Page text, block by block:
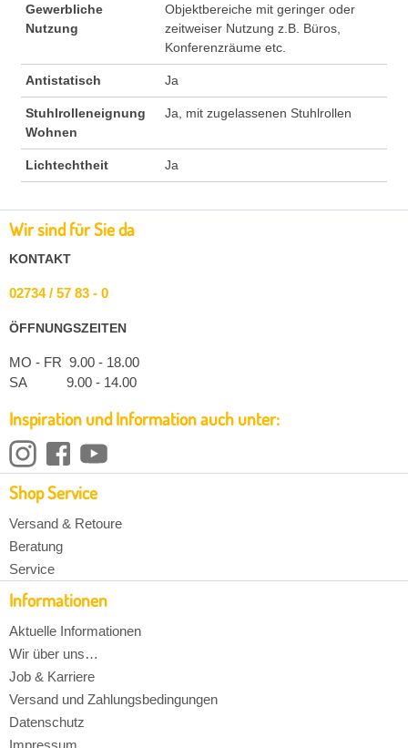
Gewerbliche
Nutzung
Objektbereiche mit geringer oder
zeitweiser Nutzung z.B. Büros,
Konferenzräume etc.
Antistatisch Ja
Stuhlrolleneignung
Wohnen
Ja, mit zugelassenen Stuhlrollen
Lichtechtheit Ja
Wir sind für Sie da
KONTAKT
02734 / 57 83 - 0
ÖFFNUNGSZEITEN
MO - FR 9.00 - 18.00
SA 9.00 - 14.00
Inspiration und Information auch unter:
Shop Service
Versand & Retoure
Beratung
Service
Informationen
Aktuelle Informationen
Wir über uns…
Job & Karriere
Versand und Zahlungsbedingungen
Datenschutz
Impressum